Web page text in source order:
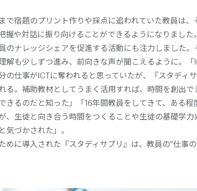
で宿題のプリント作りや採点に追われていた教員は、
握や対話に振り向けることができるようになりまし
のナレッジシェアを促進する活動にも注力しました。
解も少しずつ進み、前向きな声が聞こえるように。「
の仕事がICTに奪われると思っていたが、『スタディ
る。補助教材としてうまく活用すれば、時間を創出
きるのだと知った」「16年間教員をしてきて、ある
、生徒と向き合う時間をつくることや生徒の基礎学
気づかされた」。
めに導入された『スタディサプリ』は、教員の"仕事